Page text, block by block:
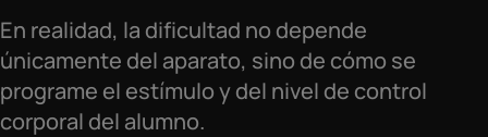
En realidad, la dificultad no depende
únicamente del aparato, sino de cómo se
programe el estímulo y del nivel de control
corporal del alumno.